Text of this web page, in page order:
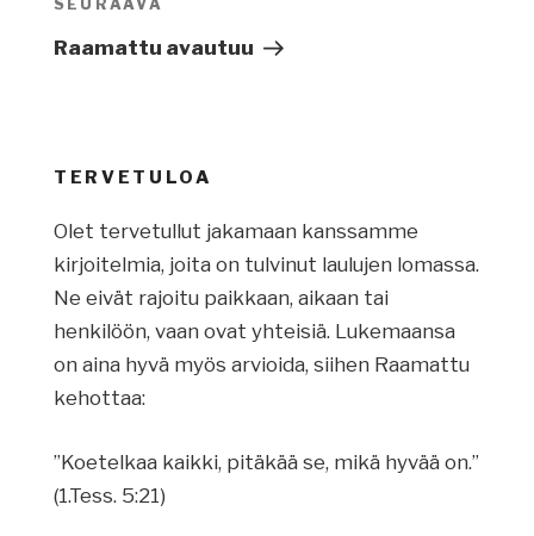
Seuraava
artikkeli
SEURAAVA
Raamattu avautuu
TERVETULOA
Olet tervetullut jakamaan kanssamme
kirjoitelmia, joita on tulvinut laulujen lomassa.
Ne eivät rajoitu paikkaan, aikaan tai
henkilöön, vaan ovat yhteisiä. Lukemaansa
on aina hyvä myös arvioida, siihen Raamattu
kehottaa:
”Koetelkaa kaikki, pitäkää se, mikä hyvää on.”
(1.Tess. 5:21)